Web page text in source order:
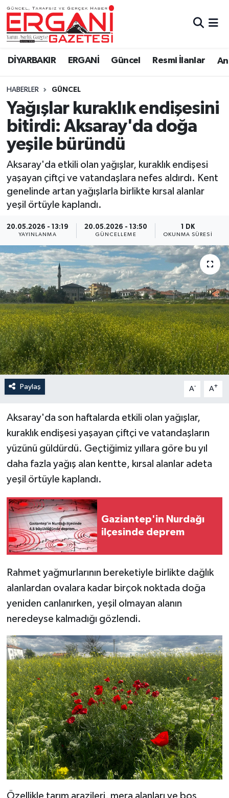
DİYARBAKIR ERGANİ Güncel Resmi İlanlar
HABERLER GÜNCEL
Yağışlar kuraklık endişesini
bitirdi: Aksaray'da doğa
yeşile büründü
Aksaray'da etkili olan yağışlar, kuraklık endişesi
yaşayan çiftçi ve vatandaşlara nefes aldırdı. Kent
genelinde artan yağışlarla birlikte kırsal alanlar
yeşil örtüyle kaplandı.
20.05.2026 - 13:19
YAYINLANMA
20.05.2026 - 13:50
GÜNCELLEME
1 DK
OKUNMA SÜRESI
Paylaş A- A+
Aksaray'da son haftalarda etkili olan yağışlar,
kuraklık endişesi yaşayan çiftçi ve vatandaşların
yüzünü güldürdü. Geçtiğimiz yıllara göre bu yıl
daha fazla yağış alan kentte, kırsal alanlar adeta
yeşil örtüyle kaplandı.
Gaziantep'in Nurdağı
ilçesinde deprem
Rahmet yağmurlarının bereketiyle birlikte dağlık
alanlardan ovalara kadar birçok noktada doğa
yeniden canlanırken, yeşil olmayan alanın
neredeyse kalmadığı gözlendi.
Özellikle tarım arazileri, mera alanları ve boş
DİYARBAKIR
BİSMİL
BAĞLAR
ERGANİ
Güncel
Eği̇ti̇m
Resmi İlanlar
Sağlık
Si̇yaset
Spor
Yaşam
Anali̇z
Bi̇li̇m & Teknoloji̇
Dünya
Eği̇ti̇m
Ergani Nöbetçi Eczaneler
Ergani Hava Durumu
Ergani Trafik Yoğunluk Haritası
Süper Lig Puan Durumu ve Fikstür
Tüm Manşetler
Son Dakika Haberleri
Haber Arşivi